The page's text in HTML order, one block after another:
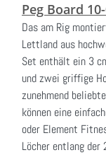
Peg Board
Das am Rig
Lettland aus
Set enthält ein 3
und zwei griffige
zunehmend
können eine
oder Element
Löcher entlang der